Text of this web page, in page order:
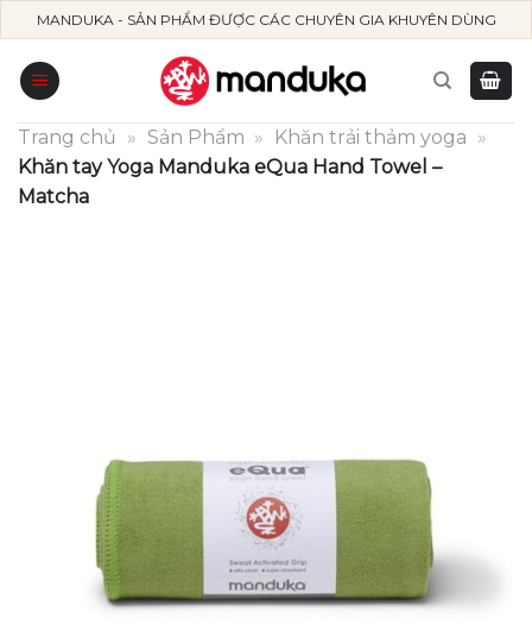
Skip
to
content
MANDUKA - SẢN PHẨM ĐƯỢC CÁC CHUYÊN GIA KHUYÊN DÙNG
Trang chủ » Sản Phẩm » Khăn trải thảm yoga »
Khăn tay Yoga Manduka eQua Hand Towel –
Matcha